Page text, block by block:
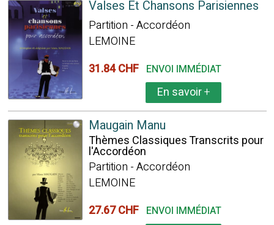
Valses Et Chansons Parisiennes
Partition - Accordéon
LEMOINE
31.84 CHF ENVOI IMMÉDIAT
En savoir+
Maugain Manu
Thèmes Classiques Transcrits pour
l'Accordéon
Partition - Accordéon
LEMOINE
27.67 CHF ENVOI IMMÉDIAT